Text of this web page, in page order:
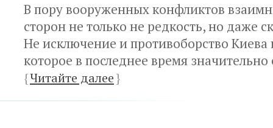
В пору вооруженных конфликтов
сторон не только не редкость, но даже
Не исключение и противоборство Киева
которое в последнее время значительно
{Читайте далее}